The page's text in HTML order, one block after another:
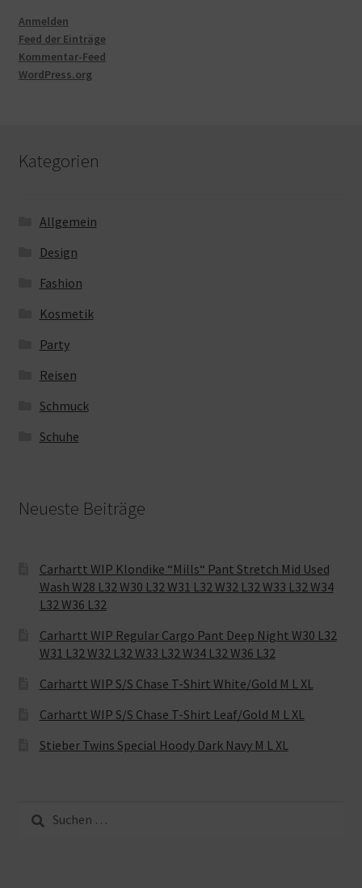
Anmelden
Feed der Einträge
Kommentar-Feed
WordPress.org
Kategorien
Allgemein
Design
Fashion
Kosmetik
Party
Reisen
Schmuck
Schuhe
Neueste Beiträge
Carhartt WIP Klondike “Mills“ Pant Stretch Mid Used
Wash W28 L32 W30 L32 W31 L32 W32 L32 W33 L32 W34
L32 W36 L32
Carhartt WIP Regular Cargo Pant Deep Night W30 L32
W31 L32 W32 L32 W33 L32 W34 L32 W36 L32
Carhartt WIP S/S Chase T-Shirt White/Gold M L XL
Carhartt WIP S/S Chase T-Shirt Leaf/Gold M L XL
Stieber Twins Special Hoody Dark Navy M L XL
Suche
nach: